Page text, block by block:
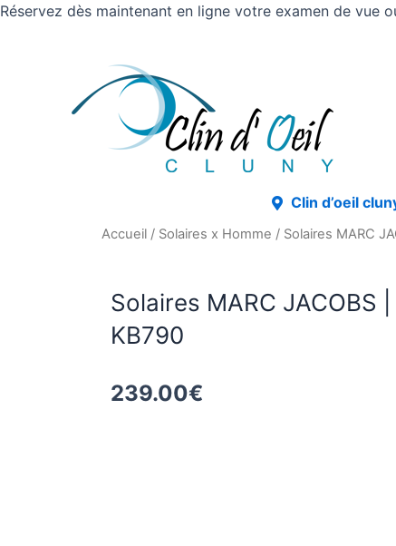
Réservez dès maintenant en ligne votre examen de vue
Clin d’oeil
Accueil / Solaires x Homme / Solaires MARC
Solaires MARC JACOBS
KB790
239.00€